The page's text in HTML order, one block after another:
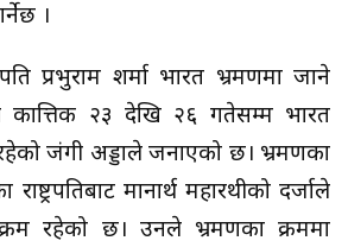
।
प्रभुराम शर्मा भारत भ्रमणमा जाने
कात्तिक २३ देखि २६ गतेसम्म भारत
रहेको जंगी अड्डाले जनाएको छ। भ्रमणका
मानार्थ महारथीको दर्जाले
रहेको छ। उनले भ्रमणका क्रममा